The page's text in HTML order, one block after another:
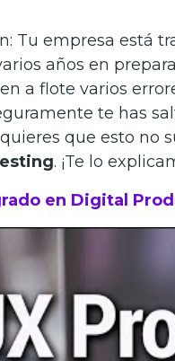
Tu empresa está
años en
a flote varios
te has
que esto no
. ¡Te lo
en Digital